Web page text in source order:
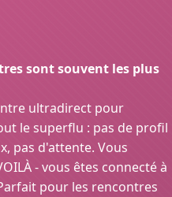
sont souvent les plus
ultradirect pour
le superflu : pas de profil
pas d'attente. Vous
- vous êtes connecté à
pour les rencontres